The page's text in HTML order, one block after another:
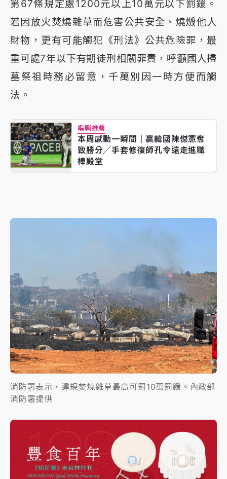
第67條規定處1200元以上10萬元以下罰鍰。
若因放火焚燒雜草而危害公共安全、燒燬他人
財物，更有可能觸犯《刑法》公共危險罪，最
重可處7年以下有期徒刑相關罪責，呼籲國人掃
墓祭祖時務必留意，千萬別因一時方便而觸
法。
編輯推薦
本周感動一瞬間｜贏韓國陳傑憲奪
致勝分／手套修復師孔令遠走進職
棒殿堂
消防署表示，違規焚燒雜草最高可罰10萬罰鍰。內政部
消防署提供